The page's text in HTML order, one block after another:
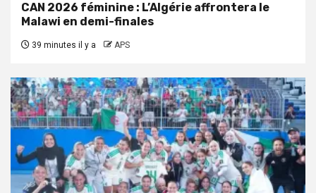
CAN 2026 féminine : L’Algérie affrontera le
Malawi en demi-finales
39 minutes il y a APS